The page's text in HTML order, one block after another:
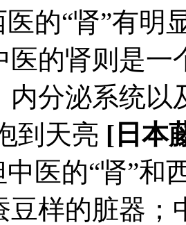
医的“肾”有
医的肾则是
内分泌系统以
到天亮 [日本
中医的“肾”和
豆样的脏器；